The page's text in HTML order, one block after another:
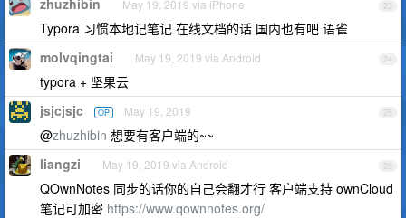
23
zhuzhibin May 19, 2019 via iPhone
Typora 习惯本地记笔记 在线文档的话 国内也有吧 语雀
24
molvqingtai May 19, 2019 via Android
typora + 坚果云
25
jsjcjsjc OP May 19, 2019
@zhuzhibin 想要有客户端的~~
26
liangzi May 19, 2019 via Android
QOwnNotes 同步的话你的自己会翻才行 客户端支持 ownCloud
笔记可加密 https://www.qownnotes.org/